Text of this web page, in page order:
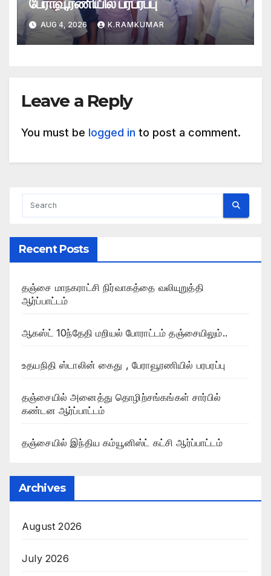
AUG 4, 2026 K.RAMKUMAR
Leave a Reply
You must be logged in to post a comment.
Recent Posts
தஞ்சை மாநகராட்சி நிர்வாகத்தை வலியுறுத்தி
ஆர்ப்பாட்டம்
ஆகஸ்ட் 10ந்தேதி மறியல் போராட்டம் தஞ்சையிலும்..
உதயநிதி ஸ்டாலின் கைது , பேராவூரணியில் பரபரப்பு
தஞ்சையில் அனைத்து தொழிற்சங்கங்கள் சார்பில்
கண்டன ஆர்ப்பாட்டம்
தஞ்சையில் இந்திய கம்யூனிஸ்ட் கட்சி ஆர்ப்பாட்டம்
Archives
August 2026
July 2026